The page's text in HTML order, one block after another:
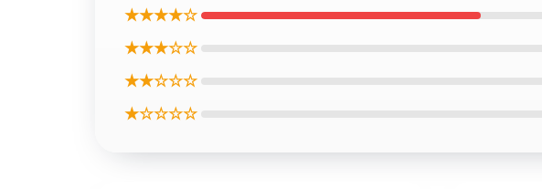
★★★★☆
★★★☆☆
★★☆☆☆
★☆☆☆☆